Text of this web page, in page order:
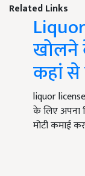
Related Links
कहां
liquor
के लिए अपना
मोटी कमाई